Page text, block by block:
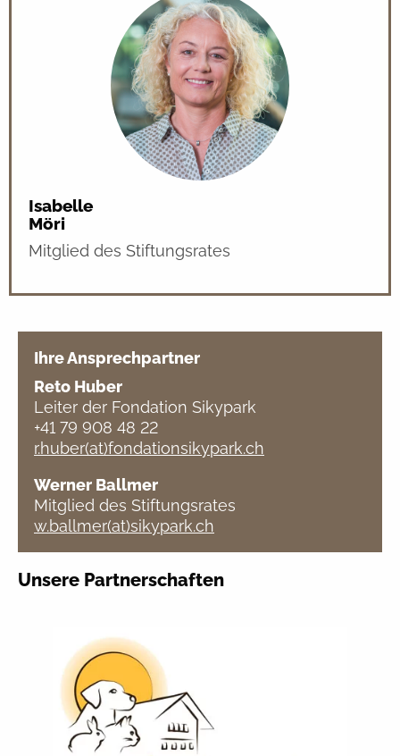
Isabelle
Möri
Mitglied des Stiftungsrates
Ihre Ansprechpartner
Reto Huber
Leiter der Fondation Sikypark
+41 79 908 48 22
r.huber(at)fondationsikypark.ch
Werner Ballmer
Mitglied des Stiftungsrates
w.ballmer(at)sikypark.ch
Unsere Partnerschaften